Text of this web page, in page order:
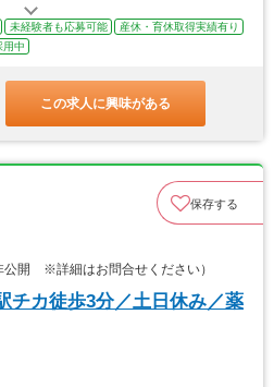
未経験者も応募可能
産休・育休取得実績有り
用中
この求人に興味がある
保存する
公開 ※詳細はお問合せください）
チカ徒歩3分／土日休み／薬